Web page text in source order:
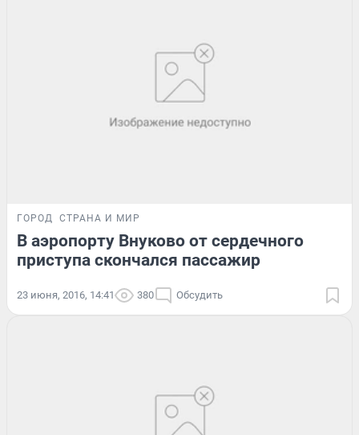
ГОРОД СТРАНА И МИР
В аэропорту Внуково от сердечного
приступа скончался пассажир
23 июня, 2016, 14:41 380 Обсудить